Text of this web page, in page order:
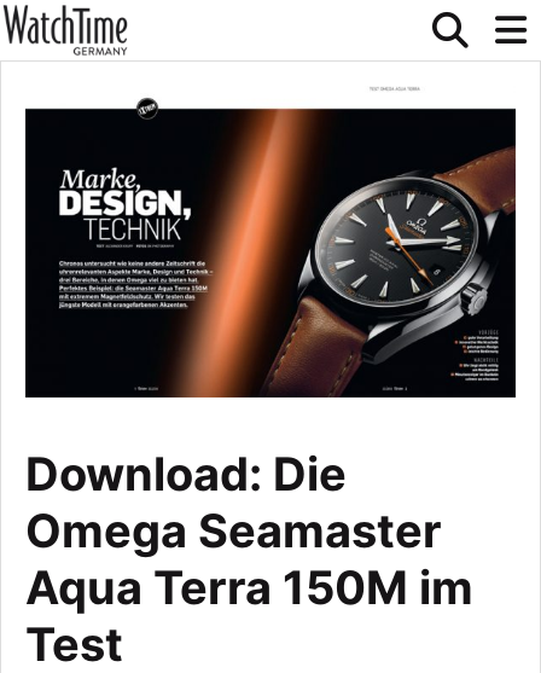
Download: Die
Omega Seamaster
Aqua Terra 150M im
Test